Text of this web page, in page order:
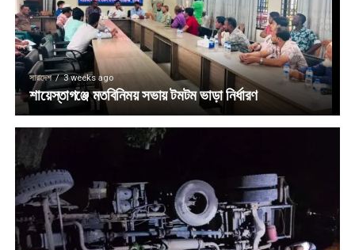
সারাদেশ 3 weeks ago
শায়েস্তাগঞ্জে মতবিনিময় সভায় টমটম ভাড়া নির্ধারণ